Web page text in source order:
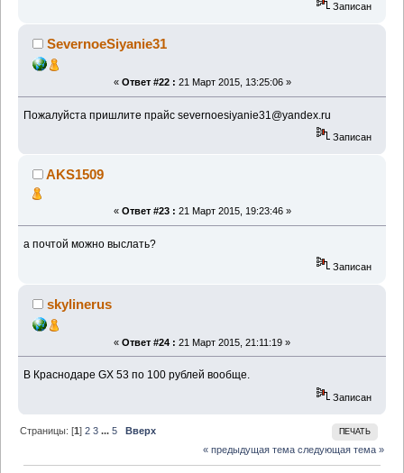
Записан
SevernoeSiyanie31
« Ответ #22 : 21 Март 2015, 13:25:06 »
Пожалуйста пришлите прайс severnoesiyanie31@yandex.ru
Записан
AKS1509
« Ответ #23 : 21 Март 2015, 19:23:46 »
а почтой можно выслать?
Записан
skylinerus
« Ответ #24 : 21 Март 2015, 21:11:19 »
В Краснодаре GX 53 по 100 рублей вообще.
Записан
ПЕЧАТЬ
Страницы: [1]2 3 ...5
Вверх
« предыдущая тема следующая тема »